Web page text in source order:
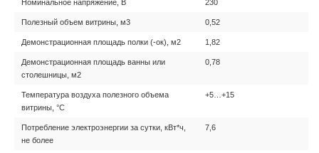
Номинальное напряжение, В 230
Полезный объем витрины, м3 0,52
Демонстрационная площадь полки (-ок), м2 1,82
Демонстрационная площадь ванны или
столешницы, м2
0,78
Температура воздуха полезного объема
витрины, °С
+5…+15
Потребление электроэнергии за сутки, кВт*ч,
не более
7,6